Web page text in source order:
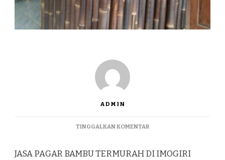
ADMIN
TINGGALKAN KOMENTARPADA
BAMBU
JASA PAGAR BAMBU TERMURAH DI IMOGIRI